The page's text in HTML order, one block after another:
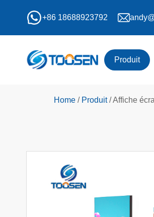
+86 18688923792
Produit
Home / Produit/Affiche